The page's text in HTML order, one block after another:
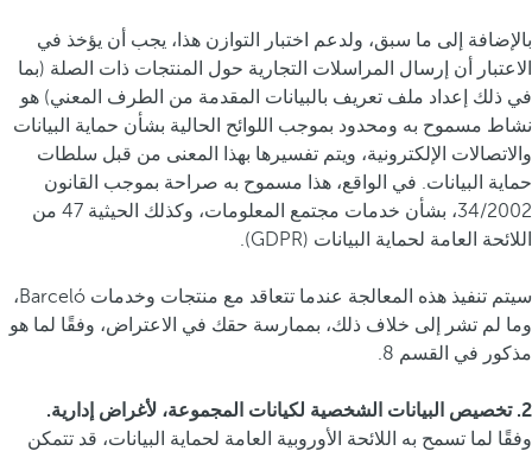
بالإضافة إلى ما سبق، ولدعم اختبار التوازن هذا، يجب أن يؤخذ في
الاعتبار أن إرسال المراسلات التجارية حول المنتجات ذات الصلة (بما
في ذلك إعداد ملف تعريف بالبيانات المقدمة من الطرف المعني) هو
نشاط مسموح به ومحدود بموجب اللوائح الحالية بشأن حماية البيانات
والاتصالات الإلكترونية، ويتم تفسيرها بهذا المعنى من قبل سلطات
حماية البيانات. في الواقع، هذا مسموح به صراحة بموجب القانون
34/2002، بشأن خدمات مجتمع المعلومات، وكذلك الحيثية 47 من
اللائحة العامة لحماية البيانات (GDPR).
سيتم تنفيذ هذه المعالجة عندما تتعاقد مع منتجات وخدمات Barceló،
وما لم تشر إلى خلاف ذلك، بممارسة حقك في الاعتراض، وفقًا لما هو
مذكور في القسم 8.
2. تخصيص البيانات الشخصية لكيانات المجموعة، لأغراض إدارية.
وفقًا لما تسمح به اللائحة الأوروبية العامة لحماية البيانات، قد تتمكن